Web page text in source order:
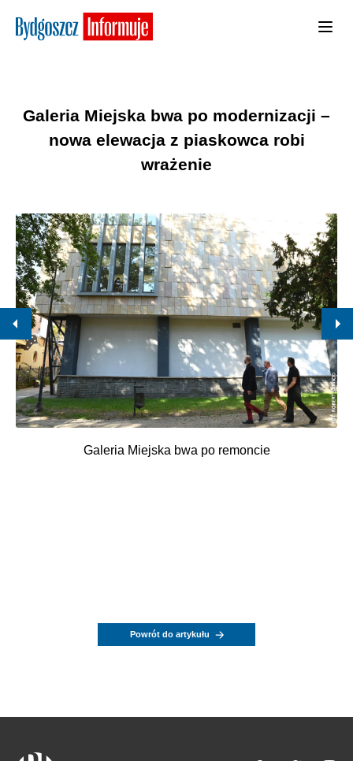
Galeria Miejska bwa po modernizacji –
nowa elewacja z piaskowca robi
wrażenie
Galeria Miejska bwa po remoncie
Powrót do artykułu